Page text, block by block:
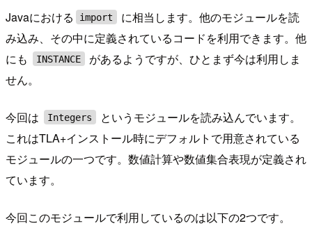
Javaにおける import
に相当します。他のモジュールを読
み込み、その中に定義されているコードを利用できます。他
にも
INSTANCE
があるようですが、ひとまず今は利用しま
せん。
今回は Integers
というモジュールを読み込んでいます。
これはTLA+インストール時にデフォルトで用意されている
モジュールの一つです。数値計算や数値集合表現が定義され
ています。
今回このモジュールで利用しているのは以下の2つです。